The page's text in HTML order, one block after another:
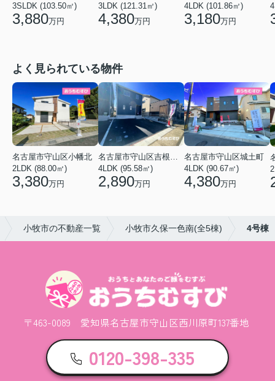
3SLDK (103.50㎡)
3,880万円
3LDK (121.31㎡)
4,380万円
4LDK (101.86㎡)
3,180万円
よく見られている物件
名古屋市守山区小幡北
2LDK (88.00㎡)
3,380万円
名古屋市守山区吉根２丁目
4LDK (95.58㎡)
2,890万円
名古屋市守山区城土町
4LDK (90.67㎡)
4,380万円
小牧市の不動産一覧 小牧市久保一色南(全5棟) 4号棟
〒463-0089 愛知県名古屋市守山区西川原町137番地
0120-398-335